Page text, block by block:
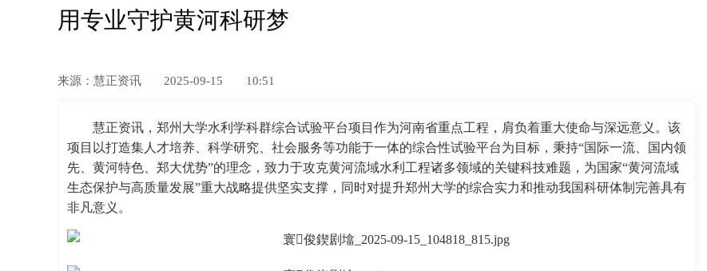
用专业守护黄河科研梦
来源：慧正资讯 2025-09-15 10:51
慧正资讯，郑州大学水利学科群综合试验平台项目作为河南省重点工程，肩负着重大使命与深远意义。该
项目以打造集人才培养、科学研究、社会服务等功能于一体的综合性试验平台为目标，秉持“国际一流、国内领
先、黄河特色、郑大优势”的理念，致力于攻克黄河流域水利工程诸多领域的关键科技难题，为国家“黄河流域
生态保护与高质量发展”重大战略提供坚实支撑，同时对提升郑州大学的综合实力和推动我国科研体制完善具有
非凡意义。